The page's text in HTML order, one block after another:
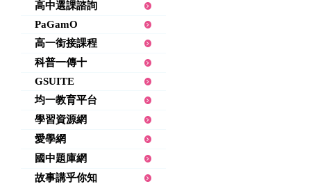
高中選課諮詢
PaGamO
高一銜接課程
科普一傳十
GSUITE
均一教育平台
學習資源網
愛學網
國中題庫網
故事講乎你知